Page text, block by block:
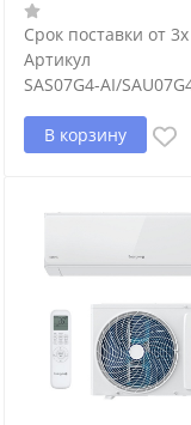
Срок поставки от
Артикул
SAS07G4-AI/
В корзину